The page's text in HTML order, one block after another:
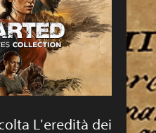
L'eredità dei